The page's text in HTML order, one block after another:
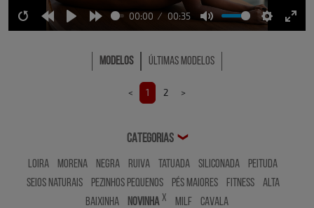
RestartRewindPlay Forward
00:00 00:35
Mute Settings
Modelos Últimas Modelos
< 1 2 >
CATEGORIAS ❯
Loira Morena Negra Ruiva Tatuada Siliconada
Peituda
Seios Naturais
Pezinhos Pequenos Pés Maiores Fitness
Alta
Baixinha
Novinha x MILF Cavala